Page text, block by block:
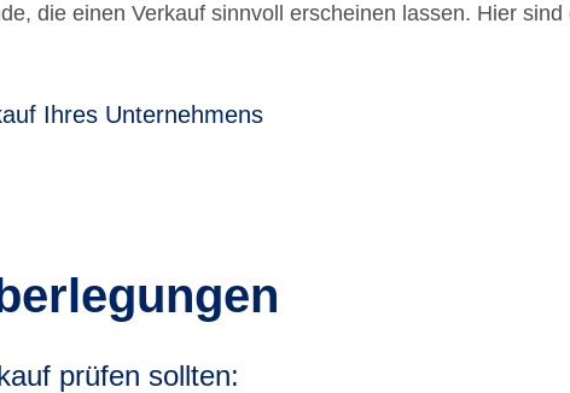
die einen Verkauf sinnvoll erscheinen lassen. Hier
Ihres Unternehmens
prüfen sollten: